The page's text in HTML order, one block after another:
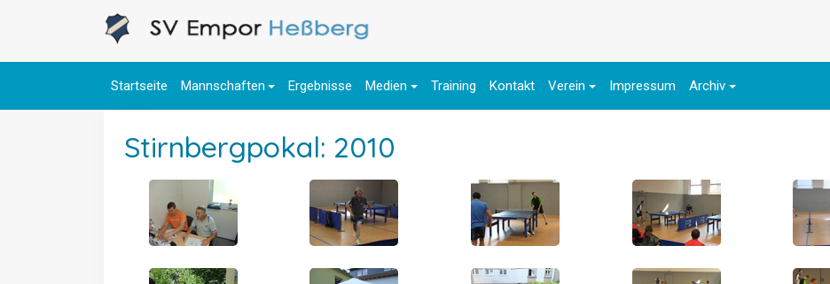
Startseite Mannschaften Ergebnisse Medien Training Kontakt Verein Impressum Archiv
Stirnbergpokal: 2010